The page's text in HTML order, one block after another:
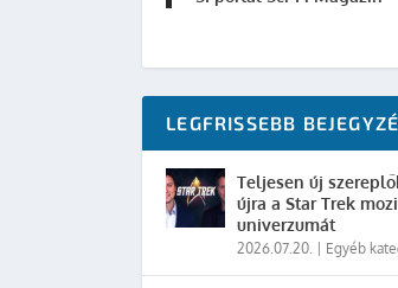
LEGFRISSEBB
Teljesen új
újra a Star Trek
univerzumát
2026.07.20. Egyéb